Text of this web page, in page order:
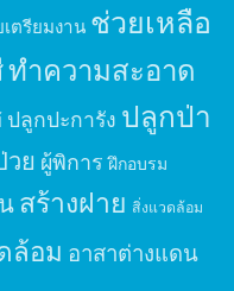
ตรียมงาน ช่วยเหลือ
ทำความสะอาด
ปลูกปะการัง ปลูกป่า
วย ผู้พิการ ฝึกอบรม
สร้างฝาย สิ่งแวดล้อม
ล้อม อาสาต่างแดน